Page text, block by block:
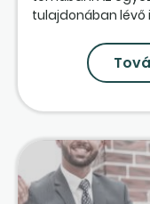
tulajdonában lévő